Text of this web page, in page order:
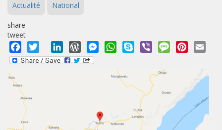
Actualité National
share
tweet
Facebook
Twitter LinkedInWordPressMessengerWhatsApp
Skype Viber MessagePinterest